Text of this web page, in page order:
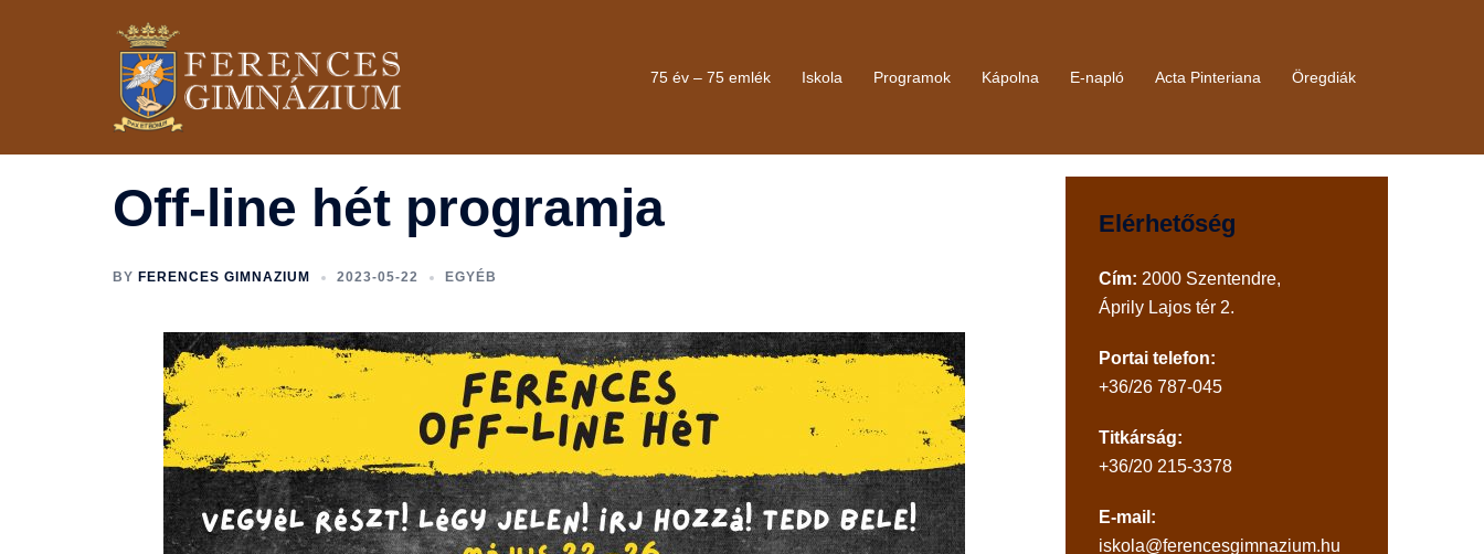
75 év – 75 emlék Iskola Programok Kápolna E-napló Acta Pinteriana Öregdiák
Off-line hét programja
BY FERENCES GIMNAZIUM 2023-05-22 EGYÉB
Elérhetőség
Cím: 2000 Szentendre,
Áprily Lajos tér 2.
Portai telefon:
+36/26 787-045
Titkárság:
+36/20 215-3378
E-mail:
iskola@ferencesgimnazium.hu